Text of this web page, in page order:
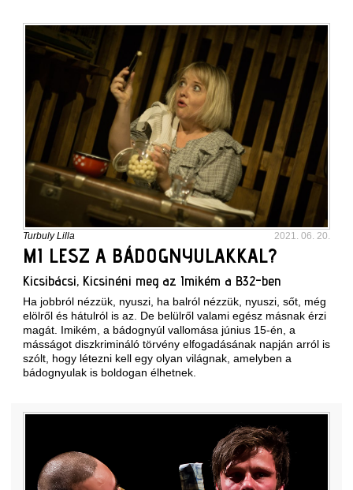
Turbuly Lilla 2021. 06. 20.
MI LESZ A BÁDOGNYULAKKAL?
Kicsibácsi, Kicsinéni meg az Imikém a B32-ben
Ha jobbról nézzük, nyuszi, ha balról nézzük, nyuszi, sőt, még
elölről és hátulról is az. De belülről valami egész másnak érzi
magát. Imikém, a bádognyúl vallomása június 15-én, a
másságot diszkrimináló törvény elfogadásának napján arról is
szólt, hogy létezni kell egy olyan világnak, amelyben a
bádognyulak is boldogan élhetnek.